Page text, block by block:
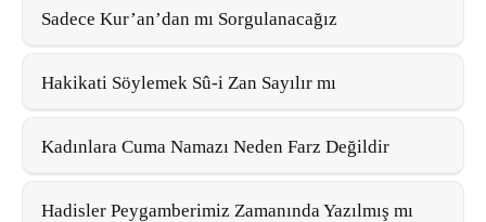
Sadece Kur’an’dan mı Sorgulanacağız
Hakikati Söylemek Sû-i Zan Sayılır mı
Kadınlara Cuma Namazı Neden Farz Değildir
Hadisler Peygamberimiz Zamanında Yazılmış mı